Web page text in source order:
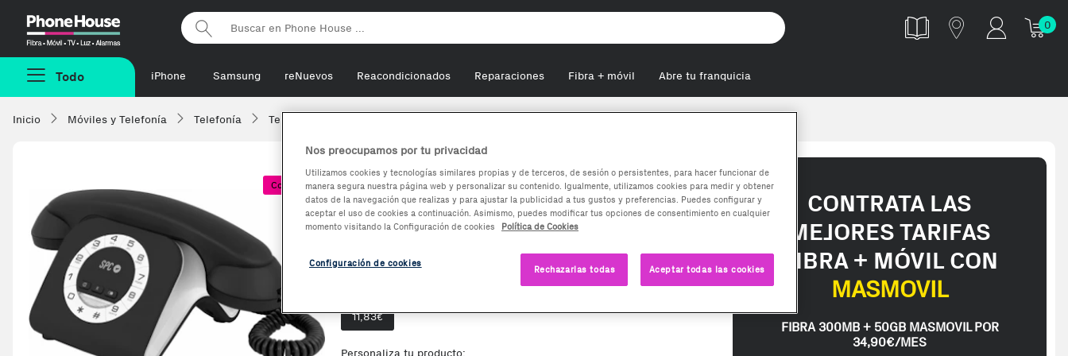
Phonehouse
0
Todo iPhone Samsung reNuevos Reacondicionados Reparaciones Fibra + móvil Abre tu franquicia
Inicio Móviles y Telefonía Telefonía Teléfonos Fijos
SPC Retro elegance mini
Coste + 1€
11,83
11,83€
Personaliza tu producto:
CONTRATA LAS
MEJORES TARIFAS
FIBRA + MÓVIL CON
MASMOVIL
FIBRA 300MB + 50GB MASMOVIL POR
34,90€/MES
Nos preocupamos por tu privacidad
Utilizamos cookies y tecnologías similares propias y de terceros, de sesión o persistentes, para hacer funcionar de
manera segura nuestra página web y personalizar su contenido. Igualmente, utilizamos cookies para medir y obtener
datos de la navegación que realizas y para ajustar la publicidad a tus gustos y preferencias. Puedes configurar y
aceptar el uso de cookies a continuación. Asimismo, puedes modificar tus opciones de consentimiento en cualquier
momento visitando la Configuración de cookies
Política de Cookies
Rechazarlas todas Aceptar todas las cookies
Configuración de cookies